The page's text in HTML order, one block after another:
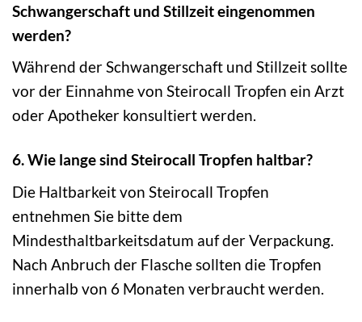
Schwangerschaft und Stillzeit eingenommen
werden?
Während der Schwangerschaft und Stillzeit sollte
vor der Einnahme von Steirocall Tropfen ein Arzt
oder Apotheker konsultiert werden.
6. Wie lange sind Steirocall Tropfen haltbar?
Die Haltbarkeit von Steirocall Tropfen
entnehmen Sie bitte dem
Mindesthaltbarkeitsdatum auf der Verpackung.
Nach Anbruch der Flasche sollten die Tropfen
innerhalb von 6 Monaten verbraucht werden.